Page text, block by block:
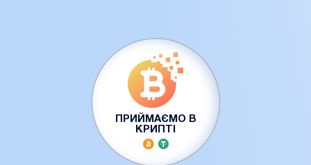
ПРИЙМАЄМО В
КРИПТІ